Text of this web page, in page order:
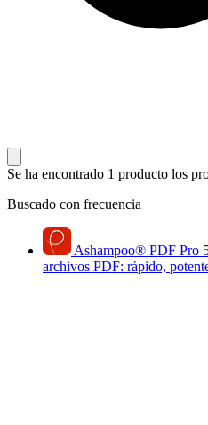
Se ha encontrado 1 producto los
Buscado con frecuencia
Ashampoo® PDF Pro
archivos PDF: rápido,